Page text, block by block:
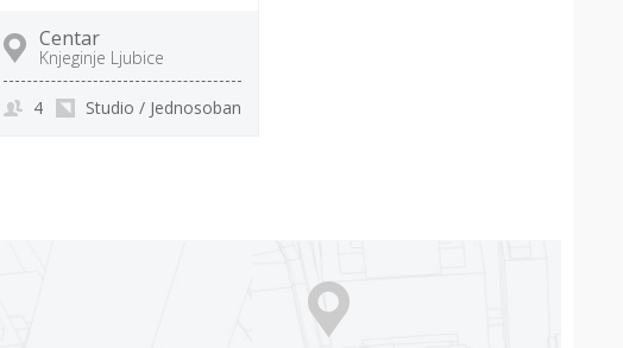
Centar
Knjeginje Ljubice
Studio / Jednosoban
4